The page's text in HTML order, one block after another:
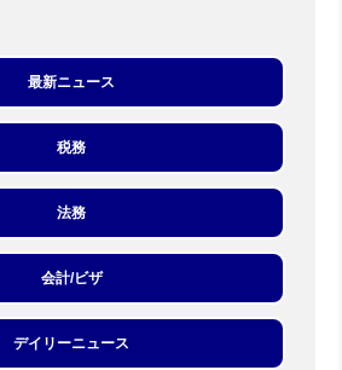
最新ニュース
税務
法務
会計/ビザ
デイリーニュース